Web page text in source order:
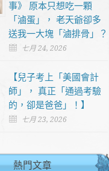
事》 原本只想吃一顆
「滷蛋」， 老天爺卻多
送我一大塊「滷排骨」？
七月 24, 2026
【兒子考上「美國會計
師」， 真正「通過考驗
的，卻是爸爸」！】
七月 23, 2026
熱門文章